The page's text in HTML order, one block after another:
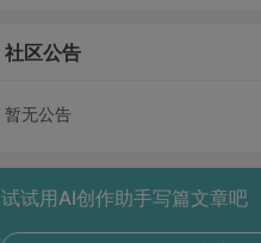
社区公告
暂无公告
试试用AI创作助手写篇文章吧